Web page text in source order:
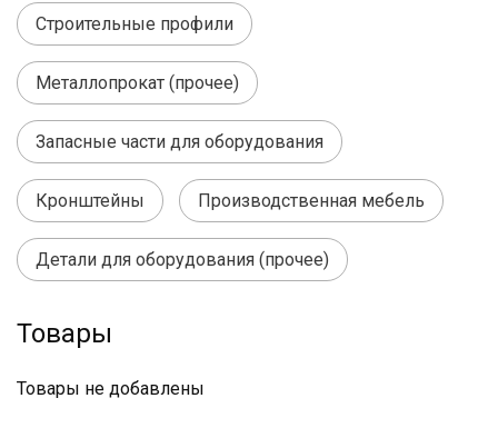
Строительные профили
Металлопрокат (прочее)
Запасные части для оборудования
Кронштейны Производственная мебель
Детали для оборудования (прочее)
Товары
Товары не добавлены